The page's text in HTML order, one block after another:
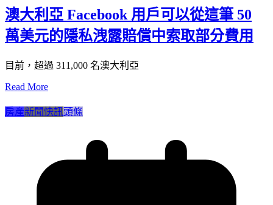
澳大利亞 Facebook 用戶可以從這筆 50
萬美元的隱私洩露賠償中索取部分費用
目前，超過 311,000 名澳大利亞
Read More
房產新聞快訊頭條